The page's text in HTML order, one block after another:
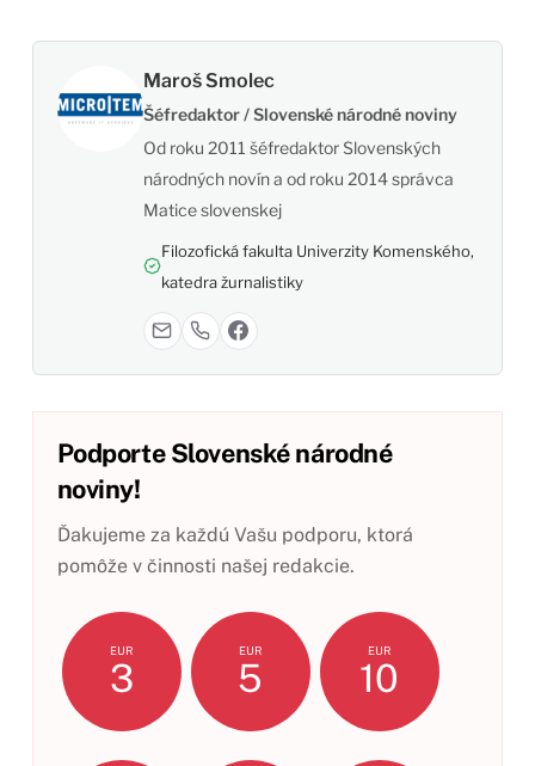
Maroš Smolec
Šéfredaktor / Slovenské národné noviny
Od roku 2011 šéfredaktor Slovenských
národných novín a od roku 2014 správca
Matice slovenskej
Filozofická fakulta Univerzity Komenského,
katedra žurnalistiky
Podporte Slovenské národné
noviny!
Ďakujeme za každú Vašu podporu, ktorá
pomôže v činnosti našej redakcie.
EUR
3
EUR
5
EUR
10